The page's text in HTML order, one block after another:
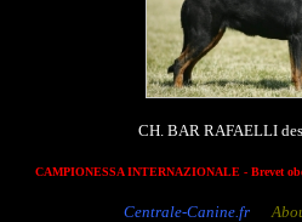
CH. BAR RAFAELLI
CAMPIONESSA INTERNAZIONALE - Brevet
Centrale-Canine.fr